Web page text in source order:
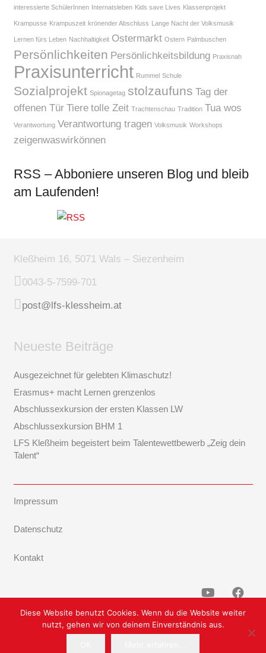
interessierte SchülerInnen Internatsleben Kids save Lives Klassenprojekt
Krampusse Krampuszeit krönender Abschluss Lange Nacht der Volksmusik
Lernen fürs Leben Nachhaltigkeit Ostermarkt Ostern Palmbuschen
Persönlichkeiten Persönlichkeitsbildung Praxisnah
Praxisunterricht Rummel Schule
Sozialprojekt Spionagetag stolzaufuns Tag der
offenen Tür Tiere tolle Zeit Trachtenschau Tradition Tua wos
Verantwortung Verantwortung tragen Volksmusik Workshops
zeigenwaswirkönnen
RSS – Abboniere unseren Blog und bleib
am Laufenden!
Kleßheim 16, 5071 Wals – Siezenheim
0043-5-7599-701
post@lfs-klessheim.at
Neueste Beiträge
Ausgezeichnet für gelebten Klimaschutz!
Erasmus+ macht Lernen grenzenlos
Abschlussexkursion der ersten Klassen LW
Abschlussexkursion BHM 1
LFS Kleßheim begeistert beim Talentewettbewerb „Zeig dein
Talent“
Impressum
Datenschutz
Kontakt
Diese Website benutzt Cookies. Wenn du die Website weiter
nutzt, gehen wir von deinem Einverständnis aus.